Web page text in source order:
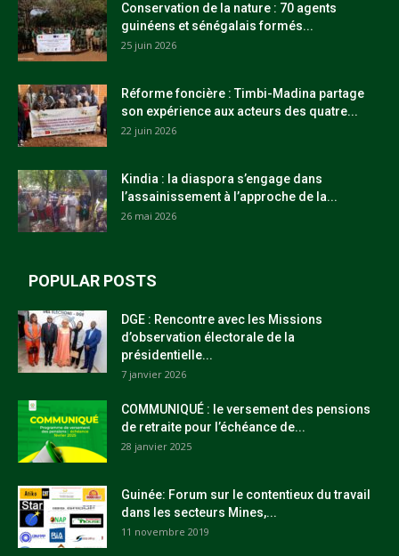
Conservation de la nature : 70 agents
guinéens et sénégalais formés...
25 juin 2026
Réforme foncière : Timbi-Madina partage
son expérience aux acteurs des quatre...
22 juin 2026
Kindia : la diaspora s’engage dans
l’assainissement à l’approche de la...
26 mai 2026
POPULAR POSTS
DGE : Rencontre avec les Missions
d’observation électorale de la
présidentielle...
7 janvier 2026
COMMUNIQUÉ : le versement des pensions
de retraite pour l’échéance de...
28 janvier 2025
Guinée: Forum sur le contentieux du travail
dans les secteurs Mines,...
11 novembre 2019